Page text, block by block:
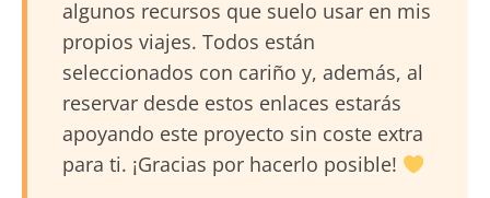
algunos recursos que suelo usar en mis
propios viajes. Todos están
seleccionados con cariño y, además, al
reservar desde estos enlaces estarás
apoyando este proyecto sin coste extra
para ti. ¡Gracias por hacerlo posible!